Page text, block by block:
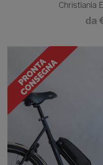
Christiania
da